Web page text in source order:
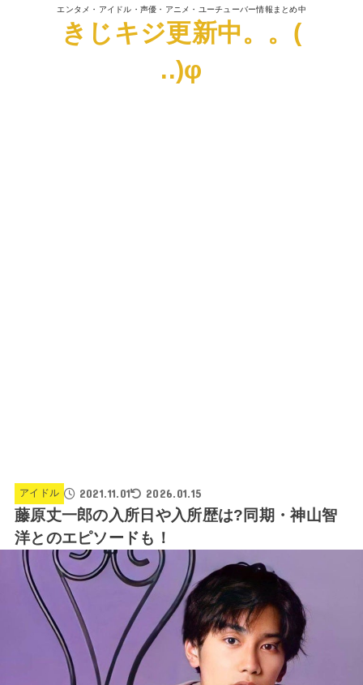
エンタメ・アイドル・声優・アニメ・ユーチューバー情報まとめ中
きじキジ更新中。。(
..)φ
アイドル 2021.11.01 2026.01.15
藤原丈一郎の入所日や入所歴は?同期・神山智
洋とのエピソードも！